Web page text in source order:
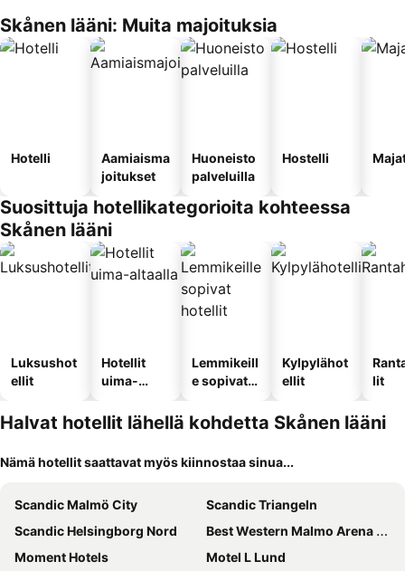
Skånen lääni: Muita majoituksia
Hotelli
Aamiaisma
joitukset
Huoneisto
palveluilla
Hostelli
Suosittuja hotellikategorioita kohteessa
Skånen lääni
Luksushot
ellit
Hotellit
uima-
Lemmikeill
e sopivat
Kylpylähot
ellit
lit
Halvat hotellit lähellä kohdetta Skånen lääni
Nämä hotellit saattavat myös kiinnostaa sinua...
Scandic Malmö City
Scandic Triangeln
Scandic Helsingborg Nord
Best Western Malmo Arena Hotel
Moment Hotels
Motel L Lund